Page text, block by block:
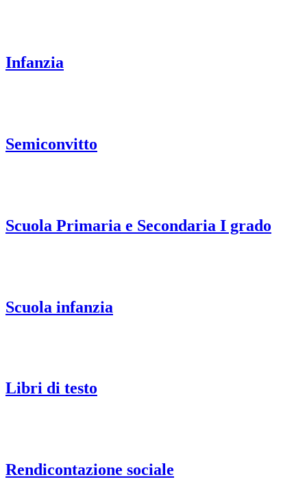
Infanzia
Semiconvitto
Scuola Primaria e Secondaria I grado
Scuola infanzia
Libri di testo
Rendicontazione sociale